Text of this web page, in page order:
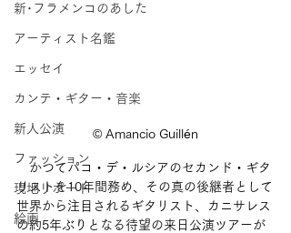
新･フラメンコのあした
アーティスト名鑑
エッセイ
カンテ・ギター・音楽
新人公演
ファッション
現地リポート
絵画
© Amancio Guillén
かつてパコ・デ・ルシアのセカンド・ギタ
リストを10年間務め、その真の後継者として
世界から注目されるギタリスト、カニサレス
の約5年ぶりとなる待望の来日公演ツアーが